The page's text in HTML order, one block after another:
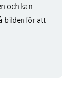
och kan
bilden för att